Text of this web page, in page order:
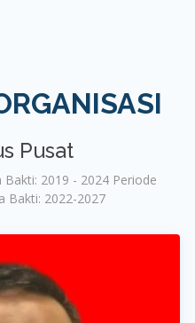
Pusat
2019 - 2024 Periode
Bakti: 2022-2027